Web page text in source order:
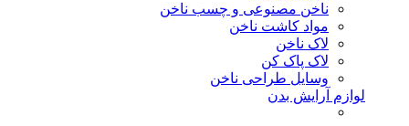
ناخن مصنوعی و چسب ناخن
مواد کاشت ناخن
لاک ناخن
لاک پاک کن
وسایل طراحی ناخن
لوازم آرایش بدن